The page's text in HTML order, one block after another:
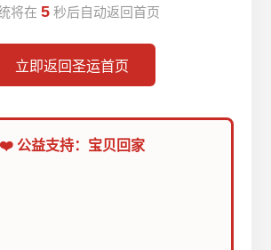
将在 5 秒后自动返回首页
立即返回圣运首页
❤️ 公益支持：宝贝回家